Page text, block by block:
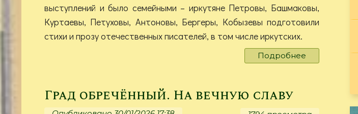
выступлений и было семейными – иркутяне Петровы, Башмаковы,
Куртаевы, Петуховы, Антоновы, Бергеры, Кобызевы подготовили
стихи и прозу отечественных писателей, в том числе иркутских.
Подробнее
«Веду
стихи…».
Град обречённый. На вечную славу